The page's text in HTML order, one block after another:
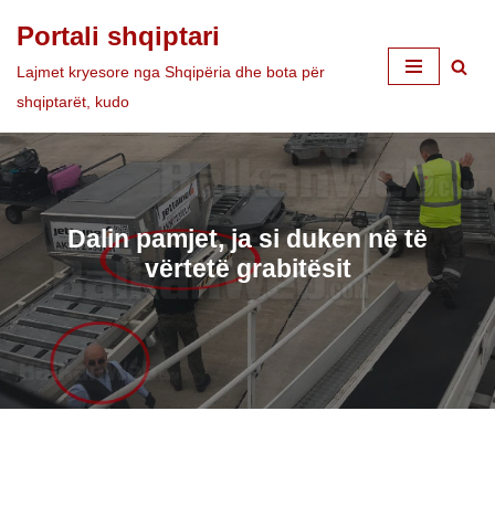
Skip
to
Portali shqiptari
Lajmet kryesore nga Shqipëria dhe bota për
shqiptarët, kudo
Dalin pamjet, ja si duken në të
vërtetë grabitësit